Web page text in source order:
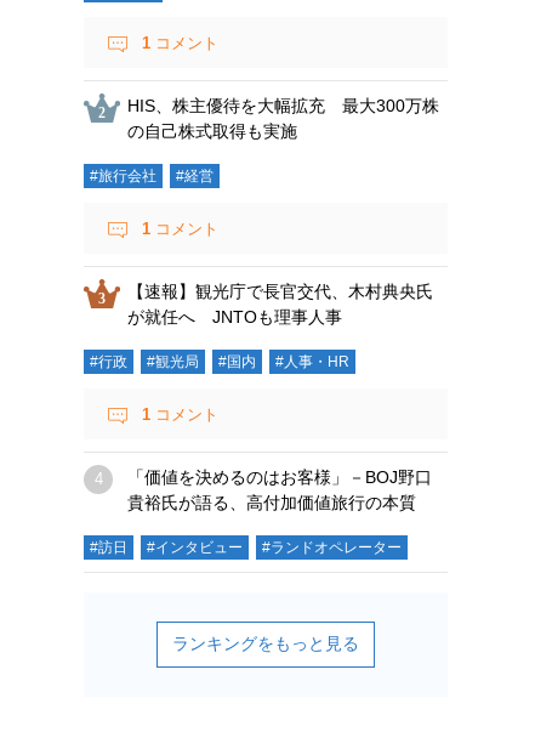
1 コメント
HIS、株主優待を大幅拡充 最大300万株
の自己株式取得も実施
#旅行会社 #経営
1 コメント
【速報】観光庁で長官交代、木村典央氏
が就任へ JNTOも理事人事
#行政 #観光局 #国内 #人事・HR
1 コメント
「価値を決めるのはお客様」－BOJ野口
貴裕氏が語る、高付加価値旅行の本質
#訪日 #インタビュー #ランドオペレーター